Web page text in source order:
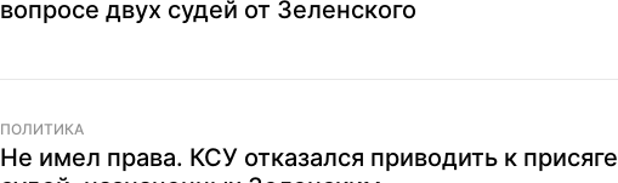
вопросе двух судей от Зеленского
ПОЛИТИКА
Не имел права. КСУ отказался приводить к присяге